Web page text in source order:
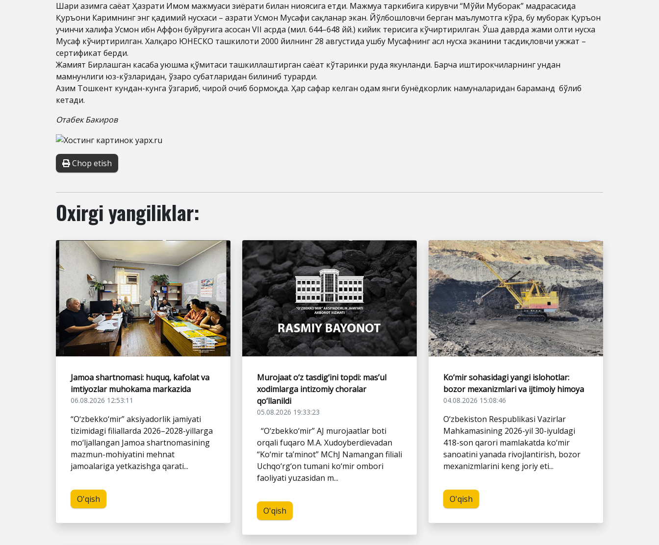
Шаҳри азимга саёҳат Ҳазрати Имом мажмуаси зиёрати билан ниҳоясига етди. Мажмуа таркибига кирувчи “Мўйи Муборак” мадрасасида
Қуръони Каримнинг энг қадимий нусхаси – ҳазрати Усмон Мусҳафи сақланар экан. Йўлбошловчи берган маълумотга кўра, бу муборак Қуръон
учинчи халифа Усмон ибн Аффон буйруғига асосан VII асрда (мил. 644–648 йй.) кийик терисига кўчиртирилган. Ўша даврда жами олти нусха
Мусҳаф кўчиртирилган. Халқаро ЮНЕСКО ташкилоти 2000 йилнинг 28 августида ушбу Мусҳафнинг асл нусха эканини тасдиқловчи ҳужжат –
сертификат берди.
Жамият Бирлашган касаба уюшма қўмитаси ташкиллаштирган саёҳат кўтаринки руҳда якунланди. Барча иштирокчиларнинг ундан
мамнунлиги юз-кўзларидан, ўзаро суҳбатларидан билиниб турарди.
Азим Тошкент кундан-кунга ўзгариб, чирой очиб бормоқда. Ҳар сафар келган одам янги бунёдкорлик намуналаридан баҳраманд бўлиб
кетади.
Отабек Бакиров
Chop etish
Oxirgi yangiliklar:
Jamoa shartnomasi: huquq, kafolat va
imtiyozlar muhokama markazida
06.08.2026 12:53:11
“O‘zbekko‘mir” aksiyadorlik jamiyati
tizimidagi filiallarda 2026–2028-yillarga
mo‘ljallangan Jamoa shartnomasining
mazmun-mohiyatini mehnat
jamoalariga yetkazishga qarati...
O'qish
Murojaat o‘z tasdig‘ini topdi: mas’ul
xodimlarga intizomiy choralar
qo‘llanildi
05.08.2026 19:33:23
“O‘zbekko‘mir” AJ murojaatlar boti
orqali fuqaro M.A. Xudoyberdievadan
“Ko‘mir ta’minot” MChJ Namangan filiali
Uchqo‘rg‘on tumani ko‘mir ombori
faoliyati yuzasidan m...
O'qish
Ko‘mir sohasidagi yangi islohotlar:
bozor mexanizmlari va ijtimoiy himoya
04.08.2026 15:08:46
O‘zbekiston Respublikasi Vazirlar
Mahkamasining 2026-yil 30-iyuldagi
418-son qarori mamlakatda ko‘mir
sanoatini yanada rivojlantirish, bozor
mexanizmlarini keng joriy eti...
O'qish